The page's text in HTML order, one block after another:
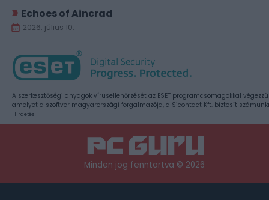
Echoes of Aincrad
2026. július 10.
A szerkesztőségi anyagok vírusellenőrzését az ESET programcsomagokkal
amelyet a szoftver magyarországi forgalmazója, a Sicontact Kft. biztosít
Hirdetés
Minden jog fenntartva © 2026